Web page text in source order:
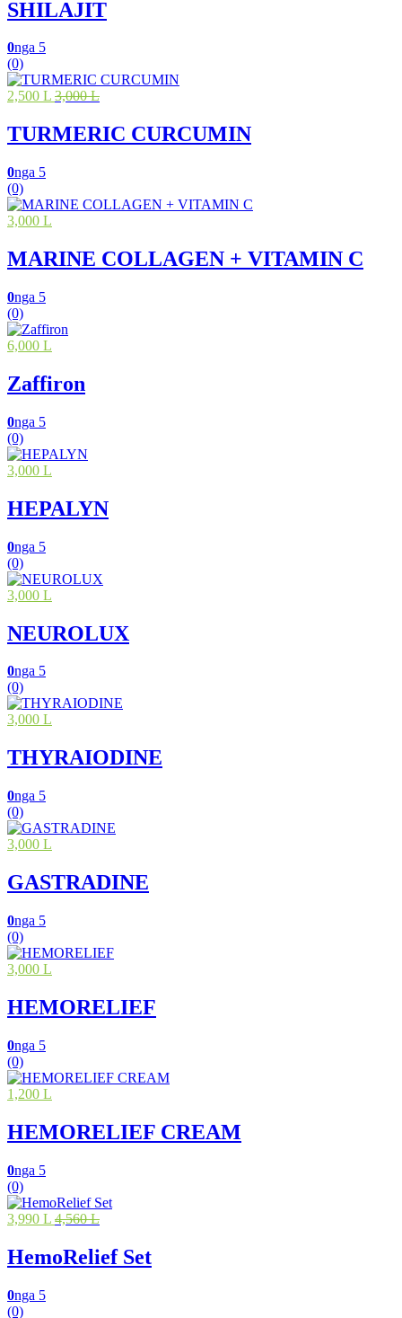
SHILAJIT
0nga 5
(0)
2,500 L 3,000 L
TURMERIC CURCUMIN
0nga 5
(0)
3,000 L
MARINE COLLAGEN + VITAMIN C
0nga 5
(0)
6,000 L
Zaffiron
0nga 5
(0)
3,000 L
HEPALYN
0nga 5
(0)
3,000 L
NEUROLUX
0nga 5
(0)
3,000 L
THYRAIODINE
0nga 5
(0)
3,000 L
GASTRADINE
0nga 5
(0)
3,000 L
HEMORELIEF
0nga 5
(0)
1,200 L
HEMORELIEF CREAM
0nga 5
(0)
3,990 L 4,560 L
HemoRelief Set
0nga 5
(0)